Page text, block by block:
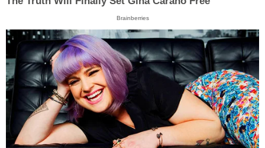
Brainberries